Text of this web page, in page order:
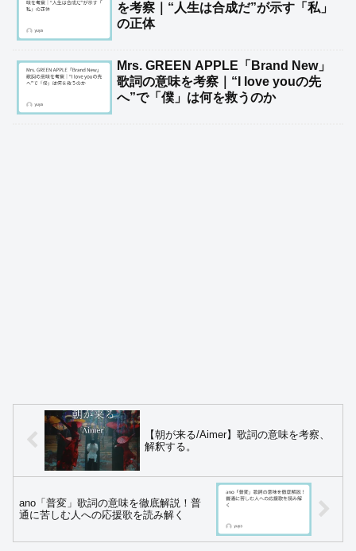
を考察｜“人生は合成だ”が示す「私」
の正体
Mrs. GREEN APPLE「Brand New」
歌詞の意味を考察｜“I love youの先
へ”で「僕」は何を救うのか
【朝が来る/Aimer】歌詞の意味を考察、
解釈する。
ano「普変」歌詞の意味を徹底解説！普
通に苦しむ人への応援歌を読み解く